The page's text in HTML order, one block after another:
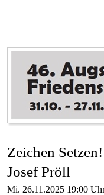
Zeichen
Josef Pröll
Mi. 26.11.2025 19:00